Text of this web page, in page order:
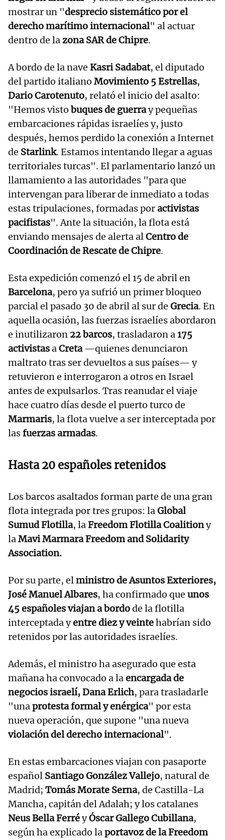
mostrar un "desprecio sistemático por el
derecho marítimo internacional" al actuar
dentro de lazona SAR de Chipre.
A bordo de la nave Kasri Sadabat, el diputado
del partido italiano Movimiento 5 Estrellas,
Dario Carotenuto, relató el inicio del asalto:
"Hemos visto buques de guerray pequeñas
embarcaciones rápidas israelíes y, justo
después, hemos perdido la conexión a Internet
de Starlink. Estamos intentando llegar a aguas
territoriales turcas". El parlamentario lanzó un
llamamiento a las autoridades "para que
intervengan para liberar de inmediato a todas
estas tripulaciones, formadas poractivistas
pacifistas". Ante la situación, la flota está
enviando mensajes de alerta alCentro de
Coordinación de Rescate de Chipre.
Esta expedición comenzó el 15 de abril en
Barcelona, pero ya sufrió un primer bloqueo
parcial el pasado 30 de abril al sur de Grecia. En
aquella ocasión, las fuerzas israelíes abordaron
e inutilizaron 22 barcos, trasladaron a175
activistasaCreta—quienes denunciaron
maltrato tras ser devueltos a sus países— y
retuvieron e interrogaron a otros en Israel
antes de expulsarlos. Tras reanudar el viaje
hace cuatro días desde el puerto turco de
Marmaris, la flota vuelve a ser interceptada por
lasfuerzas armadas.
Hasta 20 españoles retenidos
Los barcos asaltados forman parte de una gran
flota integrada por tres grupos: laGlobal
Sumud Flotilla, laFreedom Flotilla Coalitiony
laMavi Marmara Freedom and Solidarity
Association.
Por su parte, elministro de Asuntos Exteriores,
José Manuel Albares, ha confirmado que unos
45 españoles viajan a bordode la flotilla
interceptada yentre diez y veintehabrían sido
retenidos por las autoridades israelíes.
Además, el ministro ha asegurado que esta
mañana ha convocado a laencargada de
negocios israelí, Dana Erlich, para trasladarle
"unaprotesta formal y enérgica" por esta
nueva operación, que supone "una nueva
violación del derecho internacional".
En estas embarcaciones viajan con pasaporte
español Santiago González Vallejo, natural de
Madrid; Tomás Morate Serna, de Castilla-La
Mancha, capitán del Adalah; y los catalanes
Neus Bella FerréyÓscar Gallego Cubillana,
según ha explicado laportavoz de la Freedom